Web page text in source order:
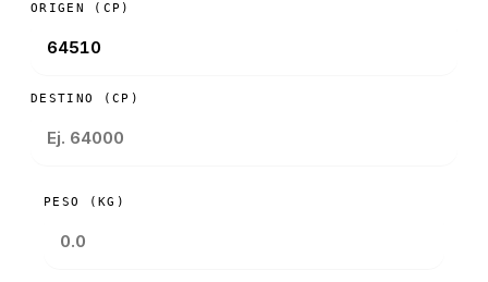
ORIGEN (CP)
DESTINO (CP)
PESO (KG)